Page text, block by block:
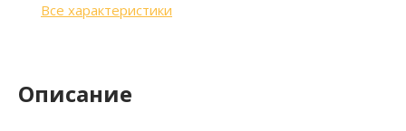
Все характеристики
Описание